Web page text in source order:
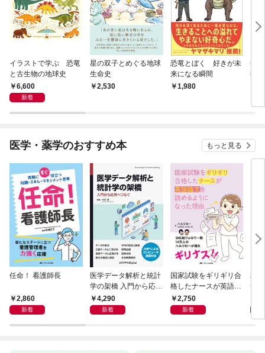
イラストで学ぶ 恐竜
と古生物の地球史
6,600
新着
星の双子とめぐる地球
生命史
2,530
恐竜とぼく 好きが未
来になる瞬間
1,980
知
行
医学・薬学のおすすめ本 もっと見る
任命！ 看護師長
2,860
新着
医学データ解析と統計
学の架橋 入門から応用
へつなぐ
4,290
新着
国家試験をギリギリ合
格したナースが英語論
文を読めるようになっ
た理由
2,750
新着
相
つ